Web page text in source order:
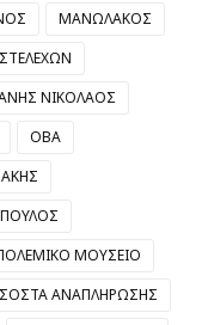
ΜΑΝΩΛΑΚΟΣ
ΝΙΚΟΛΑΟΣ
ΟΒΑ
ΜΟΥΣΕΙΟ
ΑΝΑΠΛΗΡΩΣΗΣ